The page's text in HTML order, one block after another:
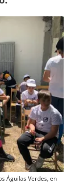
Águilas Verdes, en